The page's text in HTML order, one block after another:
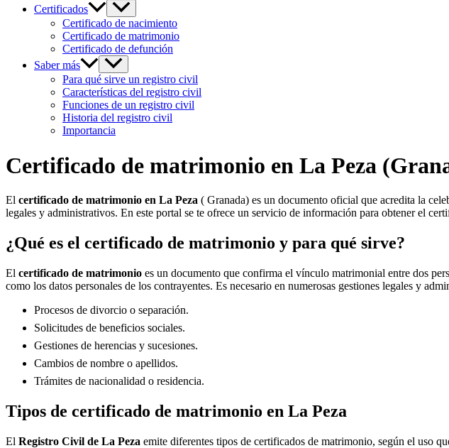
Certificados
Certificado de nacimiento
Certificado de matrimonio
Certificado de defunción
Saber más
Para qué sirve un registro civil
Características del registro civil
Funciones de un registro civil
Historia del registro civil
Importancia
Certificado de matrimonio en La Peza
El certificado de matrimonio en La Peza ( Granada) es un documento oficial que acredita la
legales y administrativos. En este portal se te ofrece un servicio de información para obtener el
¿Qué es el certificado de matrimonio y para qué sirve?
El certificado de matrimonio es un documento que confirma el vínculo matrimonial entre dos
como los datos personales de los contrayentes. Es necesario en numerosas gestiones legales y
Procesos de divorcio o separación.
Solicitudes de beneficios sociales.
Gestiones de herencias y sucesiones.
Cambios de nombre o apellidos.
Trámites de nacionalidad o residencia.
Tipos de certificado de matrimonio en La Peza
El Registro Civil de La Peza emite diferentes tipos de certificados de matrimonio, según el uso